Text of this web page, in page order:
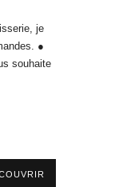
je
●
souhaite